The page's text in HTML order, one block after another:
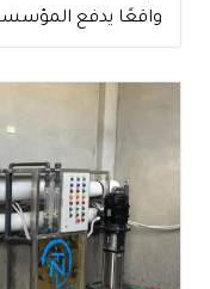
واقعًا يدفع